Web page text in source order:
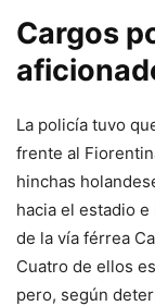
Cargos
La policía tuvo
frente al
hinchas
hacia el estadio
de la vía férrea
Cuatro de ellos
pero, según